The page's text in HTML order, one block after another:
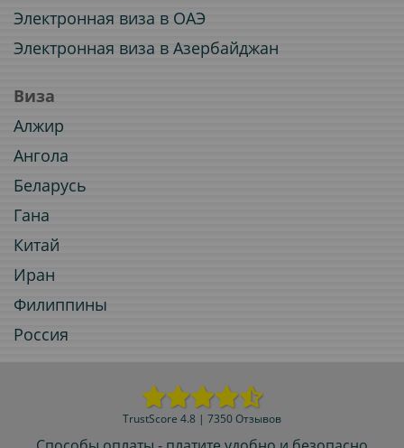
Электронная виза в ОАЭ
Электронная виза в Азербайджан
Виза
Алжир
Ангола
Беларусь
Гана
Китай
Иран
Филиппины
Россия
TrustScore 4.8 | 7350 Отзывов